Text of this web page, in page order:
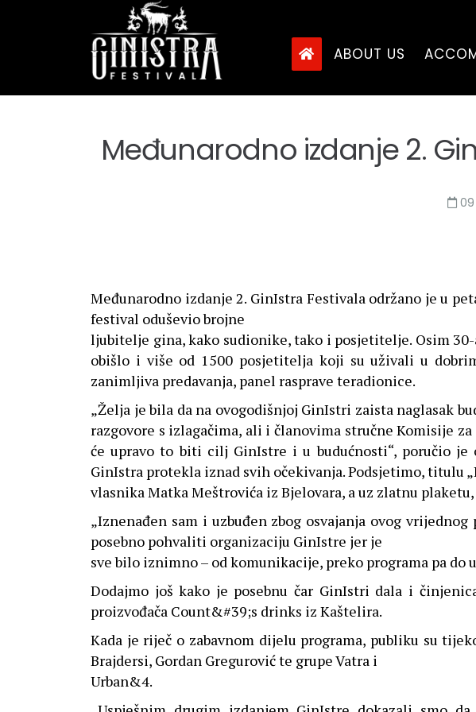
ABOUT US
Međunarodno izdanje 2.
Međunarodno izdanje 2. GinIstra Festivala održano je u
festival oduševio brojne
ljubitelje gina, kako sudionike, tako i posjetitelje. Osim
obišlo i više od 1500 posjetitelja koji su uživali u
zanimljiva predavanja, panel rasprave teradionice.
„Želja je bila da na ovogodišnjoj GinIstri zaista naglasak
razgovore s izlagačima, ali i članovima stručne Komisije
će upravo to biti cilj GinIstre i u budućnosti“, poručio
GinIstra protekla iznad svih očekivanja. Podsjetimo, titulu
vlasnika Matka Meštrovića iz Bjelovara, a uz zlatnu
„Iznenađen sam i uzbuđen zbog osvajanja ovog
posebno pohvaliti organizaciju GinIstre jer je
sve bilo iznimno – od komunikacije, preko programa pa do
Dodajmo još kako je posebnu čar GinIstri dala i
proizvođača Count&#39;s drinks iz Kaštelira.
Kada je riječ o zabavnom dijelu programa, publiku su
Brajdersi, Gordan Gregurović te grupe Vatra i
Urban&4.